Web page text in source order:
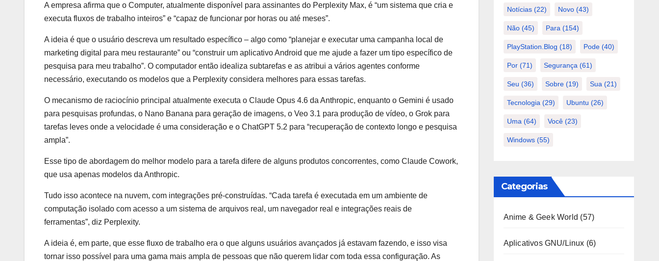
A empresa afirma que o Computer, atualmente disponível para assinantes do Perplexity Max, é “um sistema que cria e
executa fluxos de trabalho inteiros” e “capaz de funcionar por horas ou até meses”.
A ideia é que o usuário descreva um resultado específico – algo como “planejar e executar uma campanha local de
marketing digital para meu restaurante” ou “construir um aplicativo Android que me ajude a fazer um tipo específico de
pesquisa para meu trabalho”. O computador então idealiza subtarefas e as atribui a vários agentes conforme
necessário, executando os modelos que a Perplexity considera melhores para essas tarefas.
O mecanismo de raciocínio principal atualmente executa o Claude Opus 4.6 da Anthropic, enquanto o Gemini é usado
para pesquisas profundas, o Nano Banana para geração de imagens, o Veo 3.1 para produção de vídeo, o Grok para
tarefas leves onde a velocidade é uma consideração e o ChatGPT 5.2 para “recuperação de contexto longo e pesquisa
ampla”.
Esse tipo de abordagem do melhor modelo para a tarefa difere de alguns produtos concorrentes, como Claude Cowork,
que usa apenas modelos da Anthropic.
Tudo isso acontece na nuvem, com integrações pré-construídas. “Cada tarefa é executada em um ambiente de
computação isolado com acesso a um sistema de arquivos real, um navegador real e integrações reais de
ferramentas”, diz Perplexity.
A ideia é, em parte, que esse fluxo de trabalho era o que alguns usuários avançados já estavam fazendo, e isso visa
tornar isso possível para uma gama mais ampla de pessoas que não querem lidar com toda essa configuração. As
Notícias(22) Novo(43)
Não(45) Para (154)
PlayStation.Blog (18) Pode(40)
Por(71) Segurança (61)
Seu (36) Sobre(19) Sua (21)
Tecnologia (29) Ubuntu (26)
Uma (64) Você(23)
Windows(55)
Categorias
Anime & Geek World (57)
Aplicativos GNU/Linux (6)